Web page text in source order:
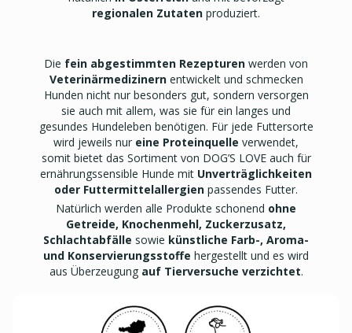
regionalen Zutaten produziert.
Die fein abgestimmten Rezepturen werden von
Veterinärmedizinernentwickelt und schmecken
Hunden nicht nur besonders gut, sondern versorgen
sie auch mit allem, was sie für ein langes und
gesundes Hundeleben benötigen. Für jede Futtersorte
wird jeweils nur eine Proteinquelle verwendet,
somit bietet das Sortiment von DOG’S LOVE auch für
ernährungssensible Hunde mit Unverträglichkeiten
oder Futtermittelallergien passendes Futter.
Natürlich werden alle Produkte schonend ohne
Getreide, Knochenmehl, Zuckerzusatz,
Schlachtabfälle sowie künstliche Farb-, Aroma-
und Konservierungsstoffe hergestellt und es wird
aus Überzeugung auf Tierversuche verzichtet.